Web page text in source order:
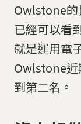
Owlstone的
已經可以看
就是運用電
Owlstone近
到第二名。